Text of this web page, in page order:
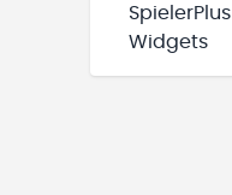
SpielerPlus
Widgets